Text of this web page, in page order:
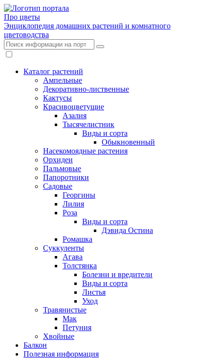
Про цветы
Энциклопедия домашних растений и комнатного
цветоводства
Каталог растений
Ампельные
Декоративно-лиственные
Кактусы
Красивоцветущие
Азалия
Тысячелистник
Виды и сорта
Обыкновенный
Насекомоядные растения
Орхидеи
Пальмовые
Папоротники
Садовые
Георгины
Лилия
Роза
Виды и сорта
Дэвида Остина
Ромашка
Суккуленты
Агава
Толстянка
Болезни и вредители
Виды и сорта
Листья
Уход
Травянистые
Мак
Петуния
Хвойные
Балкон
Полезная информация